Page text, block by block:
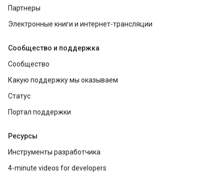
Партнеры
Электронные книги и интернет-трансляции
Сообщество и поддержка
Сообщество
Какую поддержку мы оказываем
Статус
Портал поддержки
Ресурсы
Инструменты разработчика
4-minute videos for developers